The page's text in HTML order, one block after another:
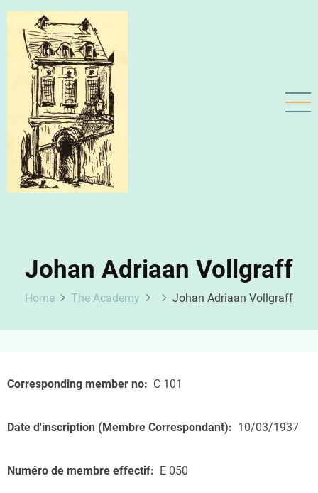
Skip
main
content
Johan Adriaan Vollgraff
Home The Academy Johan Adriaan Vollgraff
Corresponding member no C 101
Date d'inscription (Membre Correspondant) 10/03/1937
Numéro de membre effectif E 050